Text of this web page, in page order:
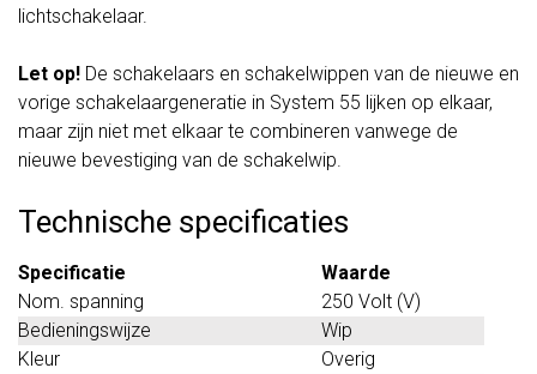
lichtschakelaar.
Let op! De schakelaars en schakelwippen van de nieuwe en
vorige schakelaargeneratie in System 55 lijken op elkaar,
maar zijn niet met elkaar te combineren vanwege de
nieuwe bevestiging van de schakelwip.
Technische specificaties
Specificatie
Waarde
Nom. spanning
250 Volt (V)
Bedieningswijze
Wip
Kleur
Overig